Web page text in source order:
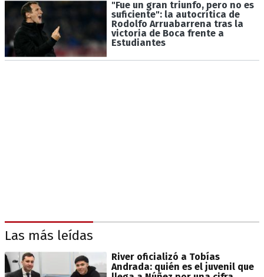
"Fue un gran triunfo, pero no es
suficiente": la autocrítica de
Rodolfo Arruabarrena tras la
victoria de Boca frente a
Estudiantes
Las más leídas
River oficializó a Tobías
Andrada: quién es el juvenil que